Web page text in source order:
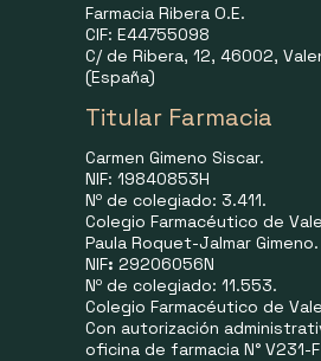
Farmacia Ribera O.E.
CIF: E44755098
C/ de Ribera, 12, 46002,
(España)
Titular Farmacia
Carmen Gimeno Siscar.
NIF: 19840853H
Nº de colegiado: 3.411.
Colegio Farmacéutico de
Paula Roquet-Jalmar Gimeno.
NIF: 29206056N
Nº de colegiado: 11.553.
Colegio Farmacéutico de
Con autorización
oficina de farmacia N° V231-F